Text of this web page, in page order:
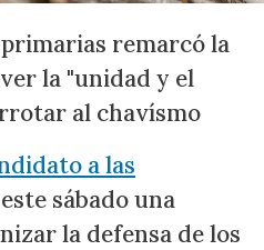
remarcó la
la "unidad y el
al chavísmo
a las
sábado una
la defensa de los